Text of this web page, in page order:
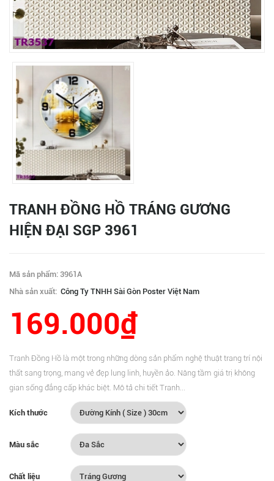
TRANH ĐỒNG HỒ TRÁNG GƯƠNG
HIỆN ĐẠI SGP 3961
Mã sản phẩm: 3961A
Nhà sản xuất: Công Ty TNHH Sài Gòn Poster Việt Nam
169.000₫
Tranh Đồng Hồ là một trong những dòng sản phẩm nghệ thuật trang trí nội
thất sang trọng, mang vẻ đẹp lung linh, huyền ảo. Nâng tầm giá trị không
gian sống đẳng cấp khác biệt. Mô tả chi tiết Tranh...
Kích thước
Màu sắc
Chất liệu